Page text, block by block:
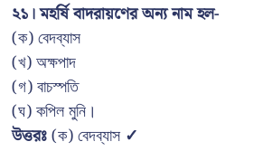
২১। মহর্ষি বাদরায়ণের অন্য নাম হল-
(ক) বেদব্যাস
(খ) অক্ষপাদ
(গ) বাচস্পতি
(ঘ) কপিল মুনি।
উত্তরঃ(ক) বেদব্যাস ✓